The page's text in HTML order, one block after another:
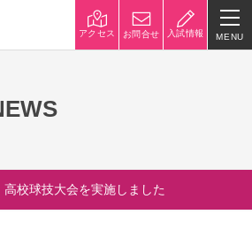
アクセス お問合せ 入試情報 MENU
学校規模
校球技大会を実施しました